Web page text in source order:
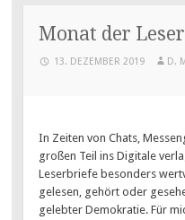
Monat der
13. DEZEMBER 2019
D.
In Zeiten von Chats,
großen Teil ins Digitale
Leserbriefe besonders
gelesen, gehört oder
gelebter Demokratie. Für